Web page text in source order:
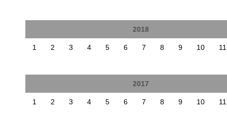
2018
1 2 3 4 5 6 7 8 9 10 11
2017
1 2 3 4 5 6 7 8 9 10 11